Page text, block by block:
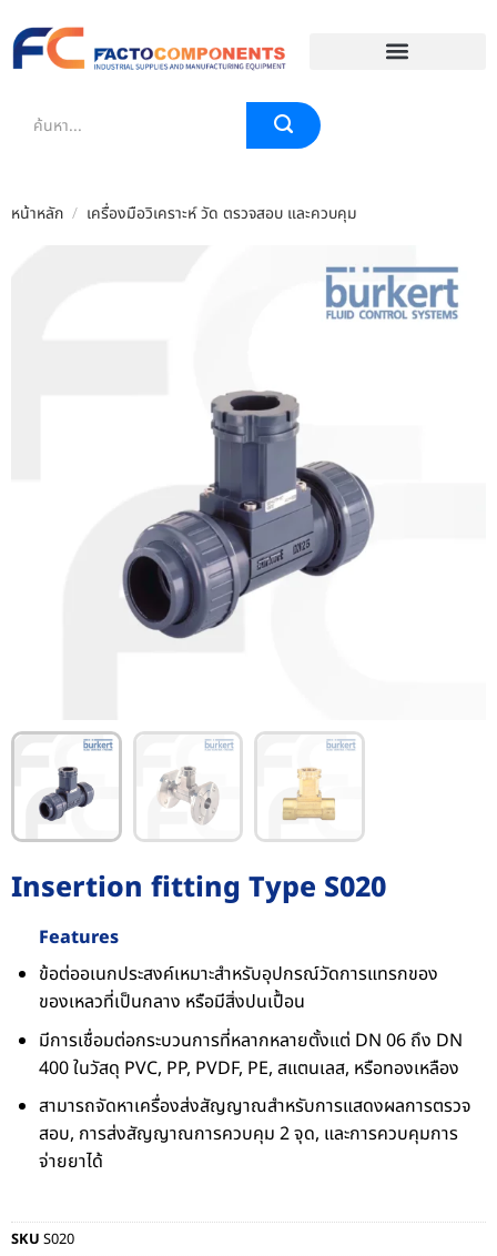
หน้าหลัก / เครื่องมือวิเคราะห์ วัด ตรวจสอบ และควบคุม
Insertion fitting Type S020
Features
ข้อต่ออเนกประสงค์เหมาะสำหรับอุปกรณ์วัดการแทรกของ
ของเหลวที่เป็นกลาง หรือมีสิ่งปนเปื้อน
มีการเชื่อมต่อกระบวนการที่หลากหลายตั้งแต่ DN 06 ถึง DN
400 ในวัสดุ PVC, PP, PVDF, PE, สแตนเลส, หรือทองเหลือง
สามารถจัดหาเครื่องส่งสัญญาณสำหรับการแสดงผลการตรวจ
สอบ, การส่งสัญญาณการควบคุม 2 จุด, และการควบคุมการ
จ่ายยาได้
SKU S020